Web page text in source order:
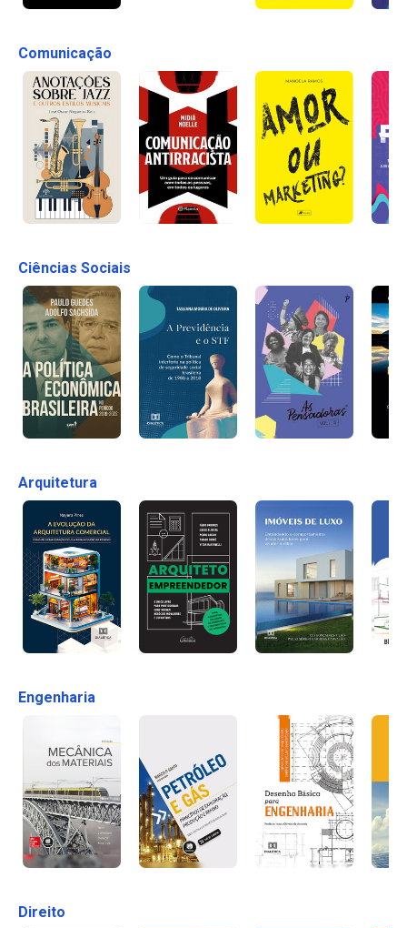
Comunicação
Ciências Sociais
Arquitetura
Engenharia
Direito